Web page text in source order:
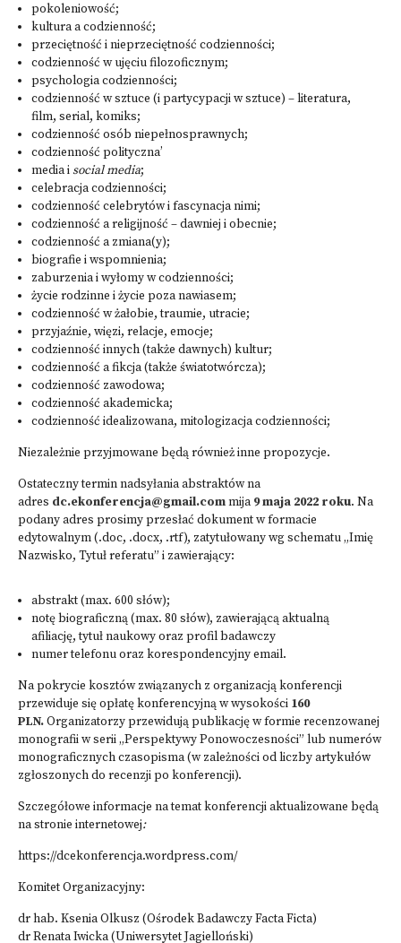
pokoleniowość;
kultura a codzienność;
przeciętność i nieprzeciętność codzienności;
codzienność w ujęciu filozoficznym;
psychologia codzienności;
codzienność w sztuce (i partycypacji w sztuce) – literatura,
film, serial, komiks;
codzienność osób niepełnosprawnych;
codzienność polityczna’
media isocial media;
celebracja codzienności;
codzienność celebrytów i fascynacja nimi;
codzienność a religijność – dawniej i obecnie;
codzienność a zmiana(y);
biografie i wspomnienia;
zaburzenia i wyłomy w codzienności;
życie rodzinne i życie poza nawiasem;
codzienność w żałobie, traumie, utracie;
przyjaźnie, więzi, relacje, emocje;
codzienność innych (także dawnych) kultur;
codzienność a fikcja (także światotwórcza);
codzienność zawodowa;
codzienność akademicka;
codzienność idealizowana, mitologizacja codzienności;
Niezależnie przyjmowane będą również inne propozycje.
Ostateczny termin nadsyłania abstraktów na
adres dc.ekonferencja@gmail.commija 9 maja 2022 roku. Na
podany adres prosimy przesłać dokument w formacie
edytowalnym (.doc, .docx, .rtf), zatytułowany wg schematu „Imię
Nazwisko, Tytuł referatu” i zawierający:
abstrakt (max. 600 słów);
notę biograficzną (max. 80 słów), zawierającą aktualną
afiliację, tytuł naukowy oraz profil badawczy
numer telefonu oraz korespondencyjny email.
Na pokrycie kosztów związanych z organizacją konferencji
przewiduje się opłatę konferencyjną w wysokości 160
PLN.Organizatorzy przewidują publikację w formie recenzowanej
monografii w serii „Perspektywy Ponowoczesności” lub numerów
monograficznych czasopisma (w zależności od liczby artykułów
zgłoszonych do recenzji po konferencji).
Szczegółowe informacje na temat konferencji aktualizowane będą
na stronie internetowej:
https://dcekonferencja.wordpress.com/
Komitet Organizacyjny:
dr hab. Ksenia Olkusz (Ośrodek Badawczy Facta Ficta)
dr Renata Iwicka (Uniwersytet Jagielloński)